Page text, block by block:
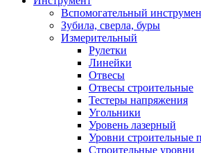
Вспомогательный
Зубила, сверла, буры
Измерительный
Рулетки
Линейки
Отвесы
Отвесы строительные
Тестеры напряжения
Угольники
Уровень лазерный
Уровни строительные
Строительные уровни